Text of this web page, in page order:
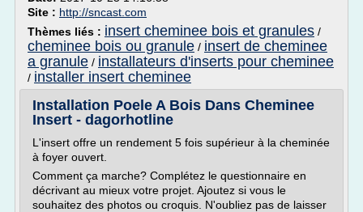
Site : http://sncast.com
Thèmes liés : insert cheminee bois et granules /
cheminee bois ou granule / insert de cheminee
a granule / installateurs d'inserts pour cheminee
/ installer insert cheminee
Installation Poele A Bois Dans Cheminee
Insert - dagorhotline
L'insert offre un rendement 5 fois supérieur à la cheminée
à foyer ouvert.
Comment ça marche? Complétez le questionnaire en
décrivant au mieux votre projet. Ajoutez si vous le
souhaitez des photos ou croquis. N'oubliez pas de laisser